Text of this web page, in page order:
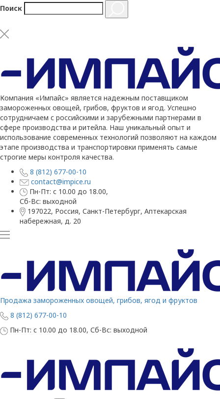
Поиск
Компания «Импайс» является надежным поставщиком
замороженных овощей, грибов, фруктов и ягод. Успешно
сотрудничаем с российскими и зарубежными партнерами в
сфере производства и ритейла. Наш уникальный опыт и
использование современных технологий позволяют на каждом
этапе производства и транспортировки применять самые
строгие меры контроля качества.
8 (812) 677-00-10
contact@impice.ru
Пн-Пт: с 10.00 до 18.00,
Сб-Вс: выходной
197022, Россия, Санкт-Петербург, Аптекарская
набережная, д. 20
Продажа замороженных овощей, грибов, ягод и фруктов
8 (812) 677-00-10
Пн-Пт: с 10.00 до 18.00, Сб-Вс: выходной